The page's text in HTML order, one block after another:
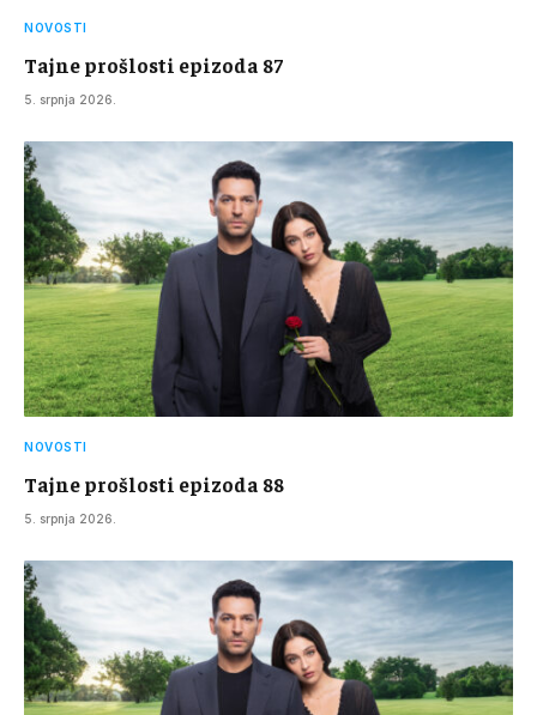
NOVOSTI
Tajne prošlosti epizoda 87
5. srpnja 2026.
NOVOSTI
Tajne prošlosti epizoda 88
5. srpnja 2026.